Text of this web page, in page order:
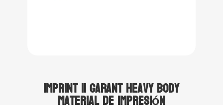
Imprint II Garant Heavy Body